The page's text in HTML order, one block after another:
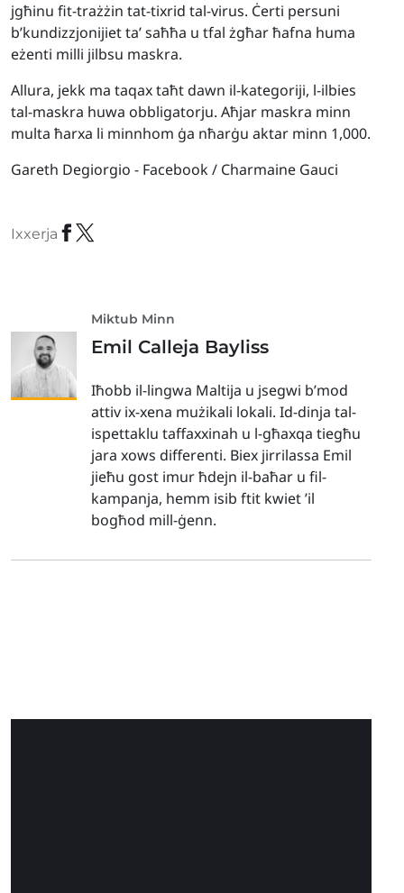
jgħinu fit-trażżin tat-tixrid tal-virus. Ċerti persuni
b’kundizzjonijiet ta’ saħħa u tfal żgħar ħafna huma
eżenti milli jilbsu maskra.
Allura, jekk ma taqax taħt dawn il-kategoriji, l-ilbies
tal-maskra huwa obbligatorju. Aħjar maskra minn
multa ħarxa li minnhom ġa nħarġu aktar minn 1,000.
Gareth Degiorgio - Facebook / Charmaine Gauci
Ixxerja
Miktub Minn
Emil Calleja Bayliss
Iħobb il-lingwa Maltija u jsegwi b’mod
attiv ix-xena mużikali lokali. Id-dinja tal-
ispettaklu taffaxxinah u l-għaxqa tiegħu
jara xows differenti. Biex jirrilassa Emil
jieħu gost imur ħdejn il-baħar u fil-
kampanja, hemm isib ftit kwiet ’il
bogħod mill-ġenn.